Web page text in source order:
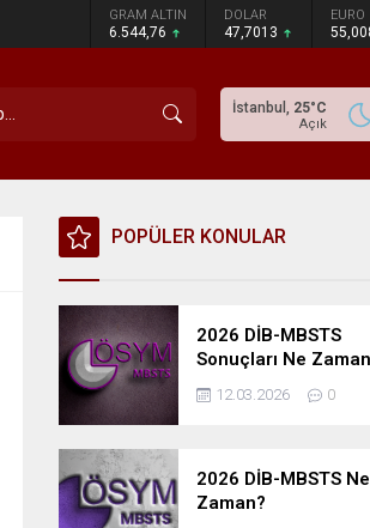
GRAM ALTIN
6.544,76
DOLAR
47,7013
EURO
İstanbul, 25°C
Açık
POPÜLER KONULAR
2026 DİB-MBSTS
Sonuçları Ne Zaman
Açıklanacak?
12.03.2026 0
2026 DİB-MBSTS Ne
Zaman?